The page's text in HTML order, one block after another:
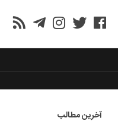
آخرین مطالب